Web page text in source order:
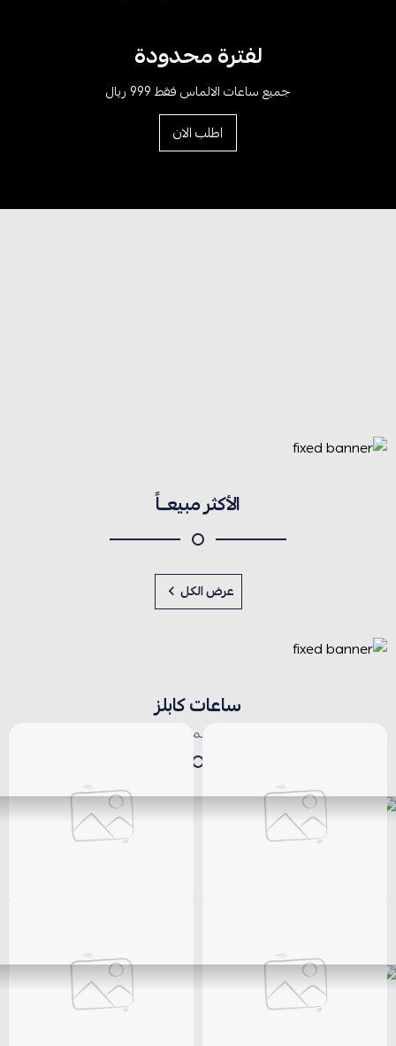
لفترة محدودة
جميع ساعات الالماس فقط 999 ريال
اطلب الان
الأكثر مبيعــاً
عرض الكل
ساعات كابلز
مع خصم إضافي